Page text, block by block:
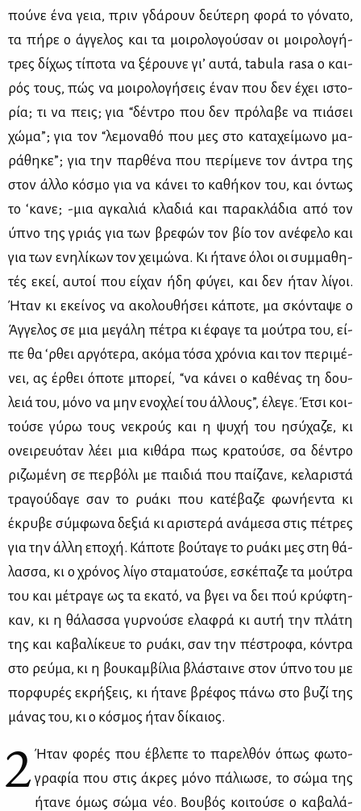
πού­νε ένα γεια, πριν γδά­ρουν δεύ­τε­ρη φο­ρά το γό­να­το,
τα πή­ρε ο άγ­γε­λος και τα μοι­ρο­λο­γού­σαν οι μοι­ρο­λο­γή­
τρες δί­χως τί­πο­τα να ξέ­ρου­νε γι’ αυ­τά, tabula rasa ο και­
ρός τους, πώς να μοι­ρο­λο­γή­σεις έναν που δεν έχει ιστο­
ρία; τι να πεις; για “δέ­ντρο που δεν πρό­λα­βε να πιά­σει
χώ­μα”; για τον “λε­μο­να­θό που μες στο κα­τα­χεί­μω­νο μα­
ρά­θη­κε”; για την παρ­θέ­να που πε­ρί­με­νε τον άντρα της
στον άλ­λο κό­σμο για να κά­νει το κα­θή­κον του, και όντως
το ‘κα­νε; -μια αγκα­λιά κλα­διά και πα­ρα­κλά­δια από τον
ύπνο της γριάς για των βρε­φών τον βίο τον ανέ­φε­λο και
για των ενη­λί­κων τον χει­μώ­να. Κι ήτα­νε όλοι οι συμ­μα­θη­
τές εκεί, αυ­τοί που εί­χαν ήδη φύ­γει, και δεν ήταν λί­γοι.
Ήταν κι εκεί­νος να ακο­λου­θή­σει κά­πο­τε, μα σκό­ντα­ψε ο
Άγ­γε­λος σε μια με­γά­λη πέ­τρα κι έφα­γε τα μού­τρα του, εί­
πε θα ‘ρθει αρ­γό­τε­ρα, ακό­μα τό­σα χρό­νια και τον πε­ρι­μέ­
νει, ας έρ­θει όπο­τε μπο­ρεί, “να κά­νει ο κα­θέ­νας τη δου­
λειά του, μό­νο να μην ενο­χλεί του άλ­λους”, έλε­γε. Έτσι κοι­
τού­σε γύ­ρω τους νε­κρούς και η ψυ­χή του ησύ­χα­ζε, κι
ονει­ρευό­ταν λέ­ει μια κι­θά­ρα πως κρα­τού­σε, σα δέ­ντρο
ρι­ζω­μέ­νη σε περ­βό­λι με παι­διά που παί­ζα­νε, κε­λα­ρι­στά
τρα­γού­δα­γε σαν το ρυά­κι που κα­τέ­βα­ζε φω­νή­ε­ντα κι
έκρυ­βε σύμ­φω­να δε­ξιά κι αρι­στε­ρά ανά­με­σα στις πέ­τρες
για την άλ­λη επο­χή. Κά­πο­τε βού­τα­γε το ρυά­κι μες στη θά­
λασ­σα, κι ο χρό­νος λί­γο στα­μα­τού­σε, εσκέ­πα­ζε τα μού­τρα
του και μέ­τρα­γε ως τα εκα­τό, να βγει να δει πού κρύ­φτη­
καν, κι η θά­λασ­σα γυρ­νού­σε ελα­φρά κι αυ­τή την πλά­τη
της και κα­βα­λί­κευε το ρυά­κι, σαν την πέ­στρο­φα, κό­ντρα
στο ρεύ­μα, κι η βου­καμ­βί­λια βλά­σται­νε στον ύπνο του με
πορ­φυ­ρές εκρή­ξεις, κι ήτα­νε βρέ­φος πά­νω στο βυ­ζί της
μά­νας του, κι ο κό­σμος ήταν δί­καιος.
2 Ήταν φο­ρές που έβλε­πε το πα­ρελ­θόν όπως φω­το­
γρα­φία που στις άκρες μό­νο πά­λιω­σε, το σώ­μα της
ήτα­νε όμως σώ­μα νέο. Βου­βός κοι­τού­σε ο κα­βα­λά­